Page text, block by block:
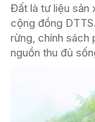
Đất là tư liệu sản
cộng đồng
rừng, chính sách
nguồn thu đủ